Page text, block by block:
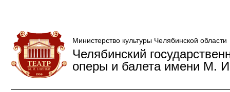
Министерство культуры Челябинской области
Челябинский
оперы и балета имени М.